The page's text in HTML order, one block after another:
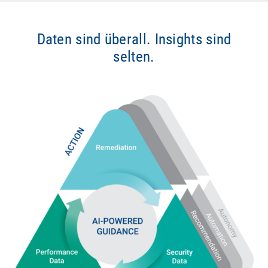
Daten sind überall. Insights sind
selten.